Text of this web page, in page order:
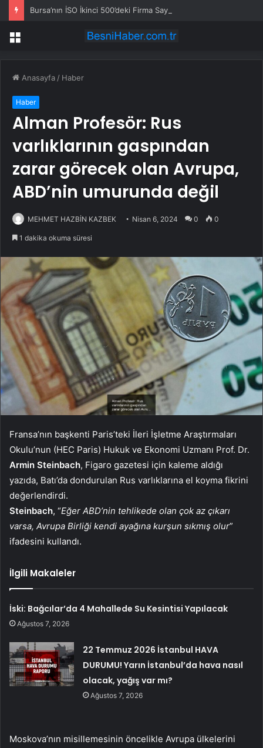
Menü
Anasayfa / Haber
Haber
Alman Profesör: Rus
varlıklarının gaspından
zarar görecek olan Avrupa,
ABD’nin umurunda değil
MEHMET HAZBİN KAZBEK Nisan 6, 2024 0 0
1 dakika okuma süresi
Fransa’nın başkenti Paris’teki İleri İşletme Araştırmaları
Okulu’nun (HEC Paris) Hukuk ve Ekonomi Uzmanı Prof. Dr.
Armin Steinbach, Figaro gazetesi için kaleme aldığı
yazıda, Batı’da dondurulan Rus varlıklarına el koyma fikrini
değerlendirdi.
Steinbach, “Eğer ABD’nin tehlikede olan çok az çıkarı
varsa, Avrupa Birliği kendi ayağına kurşun sıkmış olur”
ifadesini kullandı.
İlgili Makaleler
İski: Bağcılar’da 4 Mahallede Su Kesintisi Yapılacak
Ağustos 7, 2026
22 Temmuz 2026 İstanbul HAVA
DURUMU! Yarın İstanbul’da hava nasıl
olacak, yağış var mı?
Ağustos 7, 2026
Moskova’nın misillemesinin öncelikle Avrupa ülkelerini